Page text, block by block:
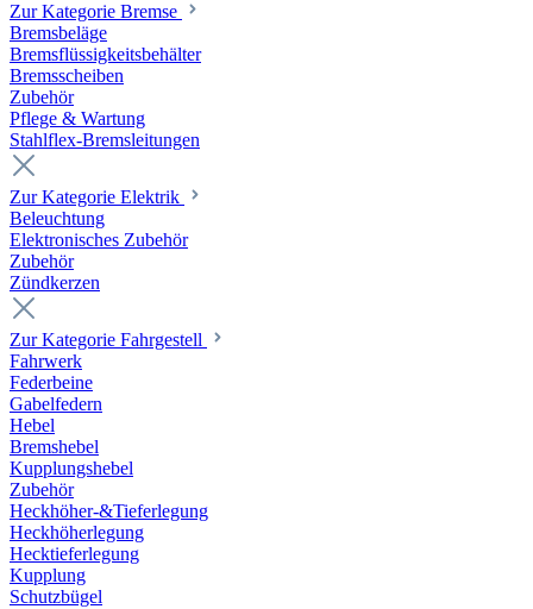
Zur Kategorie Bremse
Bremsbeläge
Bremsflüssigkeitsbehälter
Bremsscheiben
Zubehör
Pflege & Wartung
Stahlflex-Bremsleitungen
Zur Kategorie Elektrik
Beleuchtung
Elektronisches Zubehör
Zubehör
Zündkerzen
Zur Kategorie Fahrgestell
Fahrwerk
Federbeine
Gabelfedern
Hebel
Bremshebel
Kupplungshebel
Zubehör
Heckhöher-&Tieferlegung
Heckhöherlegung
Hecktieferlegung
Kupplung
Schutzbügel